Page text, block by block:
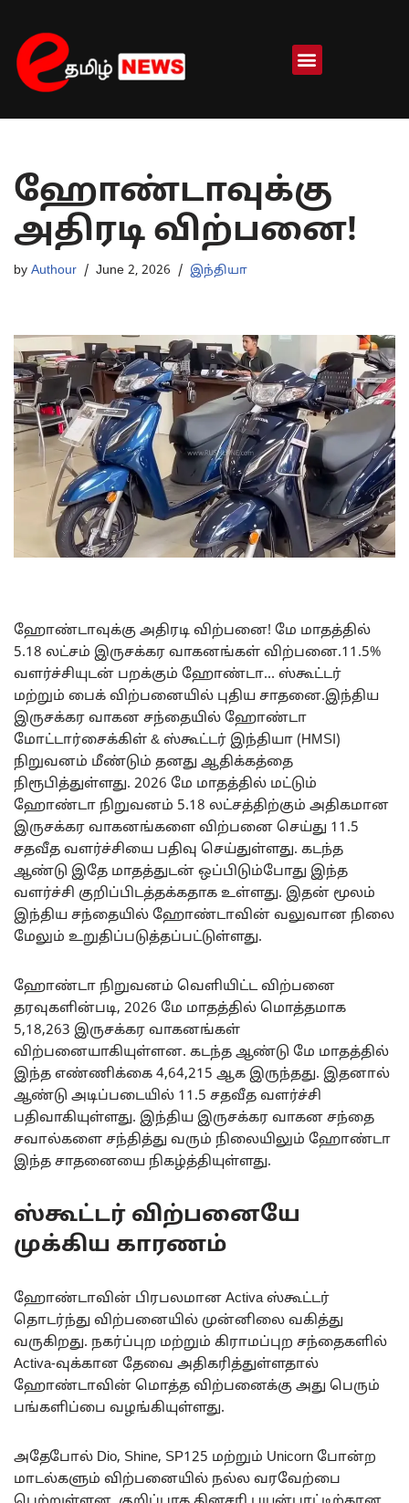
Skip
to
content
ஹோண்டாவுக்கு
அதிரடி விற்பனை!
by Authour June 2, 2026 இந்தியா
ஹோண்டாவுக்கு அதிரடி விற்பனை! மே மாதத்தில்
5.18 லட்சம் இருசக்கர வாகனங்கள் விற்பனை.11.5%
வளர்ச்சியுடன் பறக்கும் ஹோண்டா… ஸ்கூட்டர்
மற்றும் பைக் விற்பனையில் புதிய சாதனை.இந்திய
இருசக்கர வாகன சந்தையில் ஹோண்டா
மோட்டார்சைக்கிள் & ஸ்கூட்டர் இந்தியா (HMSI)
நிறுவனம் மீண்டும் தனது ஆதிக்கத்தை
நிரூபித்துள்ளது. 2026 மே மாதத்தில் மட்டும்
ஹோண்டா நிறுவனம் 5.18 லட்சத்திற்கும் அதிகமான
இருசக்கர வாகனங்களை விற்பனை செய்து 11.5
சதவீத வளர்ச்சியை பதிவு செய்துள்ளது. கடந்த
ஆண்டு இதே மாதத்துடன் ஒப்பிடும்போது இந்த
வளர்ச்சி குறிப்பிடத்தக்கதாக உள்ளது. இதன் மூலம்
இந்திய சந்தையில் ஹோண்டாவின் வலுவான நிலை
மேலும் உறுதிப்படுத்தப்பட்டுள்ளது.
ஹோண்டா நிறுவனம் வெளியிட்ட விற்பனை
தரவுகளின்படி, 2026 மே மாதத்தில் மொத்தமாக
5,18,263 இருசக்கர வாகனங்கள்
விற்பனையாகியுள்ளன. கடந்த ஆண்டு மே மாதத்தில்
இந்த எண்ணிக்கை 4,64,215 ஆக இருந்தது. இதனால்
ஆண்டு அடிப்படையில் 11.5 சதவீத வளர்ச்சி
பதிவாகியுள்ளது. இந்திய இருசக்கர வாகன சந்தை
சவால்களை சந்தித்து வரும் நிலையிலும் ஹோண்டா
இந்த சாதனையை நிகழ்த்தியுள்ளது.
ஸ்கூட்டர் விற்பனையே
முக்கிய காரணம்
ஹோண்டாவின் பிரபலமான Activa ஸ்கூட்டர்
தொடர்ந்து விற்பனையில் முன்னிலை வகித்து
வருகிறது. நகர்ப்புற மற்றும் கிராமப்புற சந்தைகளில்
Activa-வுக்கான தேவை அதிகரித்துள்ளதால்
ஹோண்டாவின் மொத்த விற்பனைக்கு அது பெரும்
பங்களிப்பை வழங்கியுள்ளது.
அதேபோல் Dio, Shine, SP125 மற்றும் Unicorn போன்ற
மாடல்களும் விற்பனையில் நல்ல வரவேற்பை